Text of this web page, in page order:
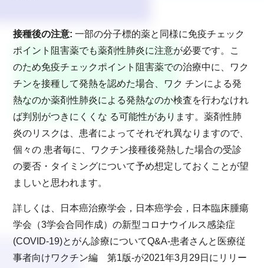
接種後の注意:一部の分子標的薬と同様に免疫チェック
ポイント阻害薬でも薬剤性肺炎に注意が必要です。こ
のため免疫チェックポイント阻害薬での治療中に、ワク
チンを接種して発熱を認めた場合、ワク チンによる発
熱なのか薬剤性肺炎による発熱なのか検査を行わなけれ
ば判別がつきにくくな る可能性があります。薬剤性肺
炎のリスクは、患者によってそれぞれ異なりますので、
個々の 患者毎に、ワクチン接種後発熱した場合の受診
の要否・タイミングについて予め想定しておくことが望
ましいと思われます。
詳しくは、日本癌治療学会，日本癌学会，日本臨床腫瘍
学会（3学会合同作成）の新型コロナウイルス感染症
(COVID-19)とがん診療についてQ&A-患者さんと医療従
事者向けワクチン編 第1版-が2021年3月29日にリリー